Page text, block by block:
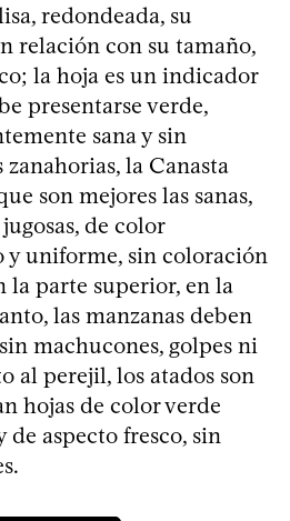
redondeada, su
relación con su tamaño,
la hoja es un indicador
presentarse verde,
sana y sin
zanahorias, la Canasta
son mejores las sanas,
de color
y uniforme, sin coloración
la parte superior, en la
las manzanas deben
machucones, golpes ni
al perejil, los atados son
hojas de color verde
de aspecto fresco, sin